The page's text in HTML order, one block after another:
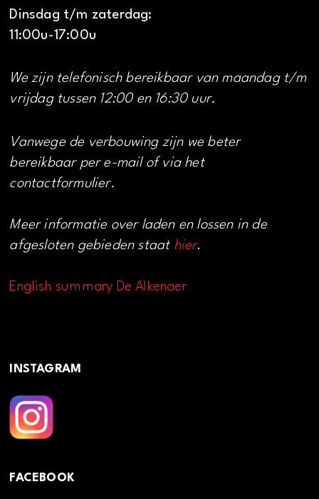
Dinsdag t/m zaterdag:
11:00u-17:00u
We zijn telefonisch bereikbaar van maandag t/m
vrijdag tussen 12:00 en 16:30 uur.
Vanwege de verbouwing zijn we beter
bereikbaar per e-mail of via het
contactformulier.
Meer informatie over laden en lossen in de
afgesloten gebieden staat hier.
English summary De Alkenaer
INSTAGRAM
FACEBOOK